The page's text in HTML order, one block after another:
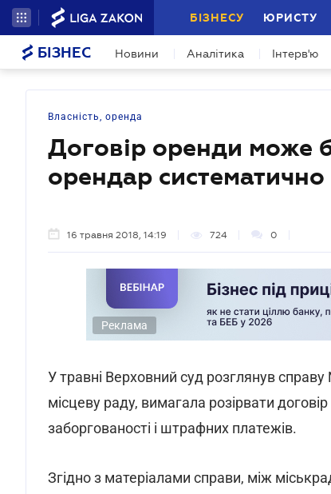
БІЗНЕСУ ЮРИСТУ
БІЗНЕС Новини Аналітика Інтерв'ю
Власність, оренда
Договір оренди може
орендар систематично
16 травня 2018, 14:19 724 0
Реклама
У травні Верховний суд розглянув
місцеву раду, вимагала розірвати
заборгованості і штрафних платежів.
Згідно з матеріалами справи, між